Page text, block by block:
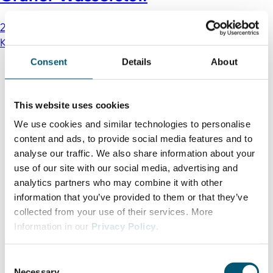
Consent Details About
This website uses cookies
We use cookies and similar technologies to personalise
content and ads, to provide social media features and to
analyse our traffic. We also share information about your
use of our site with our social media, advertising and
analytics partners who may combine it with other
information that you’ve provided to them or that they’ve
collected from your use of their services. More
Information in our Privacy Policy.
28.09.2026 - 02.10.2026
Québec und Ontario,
Kanada